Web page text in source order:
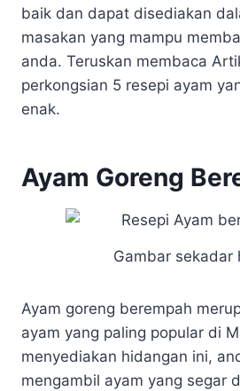
baik dan dapat disediakan
masakan yang mampu
anda. Teruskan membaca
perkongsian 5 resepi ayam
enak.
Ayam Goreng
Gambar sekadar
Ayam goreng berempah
ayam yang paling popular di
menyediakan hidangan ini,
mengambil ayam yang segar